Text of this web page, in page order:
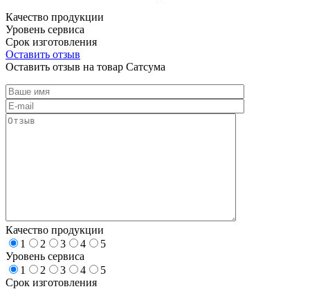
Качество продукции
Уровень сервиса
Срок изготовления
Оставить отзыв
Оставить отзыв на товар Сатсума
Качество продукции
1
2 3 4
5
Уровень сервиса
1
2 3 4
5
Срок изготовления